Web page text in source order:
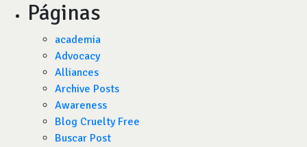
Páginas
academia
Advocacy
Alliances
Archive Posts
Awareness
Blog Cruelty Free
Buscar Post